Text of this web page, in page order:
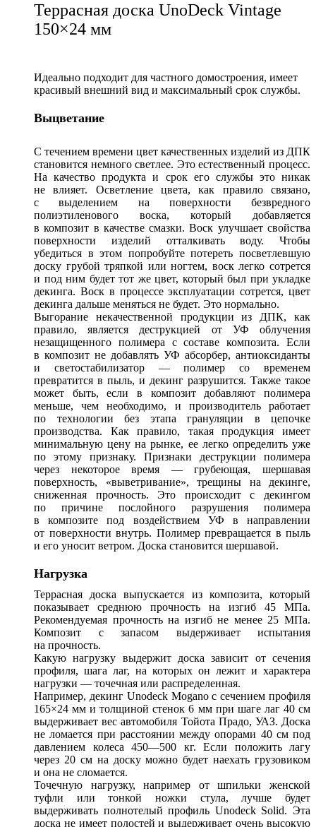
Террасная доска UnoDeck Vintage
150×24 мм
Идеально подходит для частного домостроения, имеет
красивый внешний вид и максимальный срок службы.
Выцветание
С течением времени цвет качественных изделий из ДПК
становится немного светлее. Это естественный процесс.
На качество продукта и срок его службы это никак
не влияет. Осветление цвета, как правило связано,
с выделением на поверхности безвредного
полиэтиленового воска, который добавляется
в композит в качестве смазки. Воск улучшает свойства
поверхности изделий отталкивать воду. Чтобы
убедиться в этом попробуйте потереть посветлевшую
доску грубой тряпкой или ногтем, воск легко сотрется
и под ним будет тот же цвет, который был при укладке
декинга. Воск в процессе эксплуатации сотрется, цвет
декинга дальше меняться не будет. Это нормально.
Выгорание некачественной продукции из ДПК, как
правило, является деструкцией от УФ облучения
незащищенного полимера с составе композита. Если
в композит не добавлять УФ абсорбер, антиоксиданты
и светостабилизатор — полимер со временем
превратится в пыль, и декинг разрушится. Также такое
может быть, если в композит добавляют полимера
меньше, чем необходимо, и производитель работает
по технологии без этапа грануляции в цепочке
производства. Как правило, такая продукция имеет
минимальную цену на рынке, ее легко определить уже
по этому признаку. Признаки деструкции полимера
через некоторое время — грубеющая, шершавая
поверхность, «выветривание», трещины на декинге,
сниженная прочность. Это происходит с декингом
по причине послойного разрушения полимера
в композите под воздействием УФ в направлении
от поверхности внутрь. Полимер превращается в пыль
и его уносит ветром. Доска становится шершавой.
Нагрузка
Террасная доска выпускается из композита, который
показывает среднюю прочность на изгиб 45 МПа.
Рекомендуемая прочность на изгиб не менее 25 МПа.
Композит с запасом выдерживает испытания
на прочность.
Какую нагрузку выдержит доска зависит от сечения
профиля, шага лаг, на которых он лежит и характера
нагрузки — точечная или распределенная.
Например, декинг Unodeck Mogano с сечением профиля
165×24 мм и толщиной стенок 6 мм при шаге лаг 40 см
выдерживает вес автомобиля Тойота Прадо, УАЗ. Доска
не ломается при расстоянии между опорами 40 см под
давлением колеса 450—500 кг. Если положить лагу
через 20 см на доску можно будет наехать грузовиком
и она не сломается.
Точечную нагрузку, например от шпильки женской
туфли или тонкой ножки стула, лучше будет
выдерживать полнотелый профиль Unodeck Solid. Эта
доска не имеет полостей и выдерживает очень высокую